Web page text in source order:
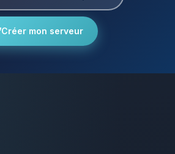
Créer mon serveur